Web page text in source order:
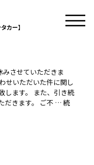
カー】
させていただきま
せいただいた件に関し
します。 また、引き続
だきます。 ご不 … 続